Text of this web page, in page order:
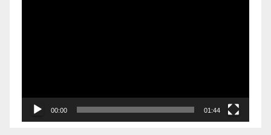
00:00 01:44